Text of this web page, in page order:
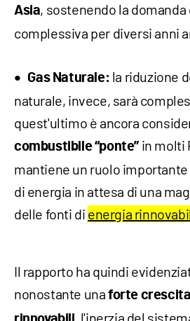
Asia, sostenendo la domanda
complessiva per diversi anni
Gas Naturale: la riduzione
naturale, invece, sarà
quest'ultimo è ancora
combustibile “ponte” in molti
mantiene un ruolo
di energia in attesa di una
delle fonti di energia
Il rapporto ha quindi
nonostante una forte
, l'inerzia del